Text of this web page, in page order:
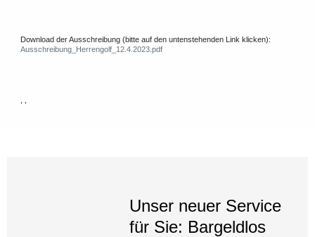
Download der Ausschreibung (bitte auf den untenstehenden Link klicken):
Ausschreibung_Herrengolf_12.4.2023.pdf
, ,
Unser neuer Service
für Sie: Bargeldlos